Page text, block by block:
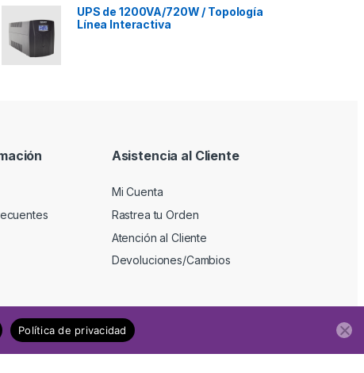
UPS de 1200VA/720W / Topología
Línea Interactiva
Asistencia al Cliente
Mi Cuenta
Rastrea tu Orden
Atención al Cliente
Devoluciones/Cambios
Política de privacidad